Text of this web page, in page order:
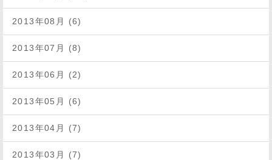
2013年08月 (6)
2013年07月 (8)
2013年06月 (2)
2013年05月 (6)
2013年04月 (7)
2013年03月 (7)